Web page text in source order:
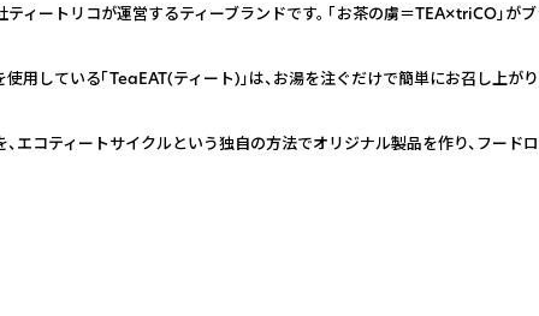
ィートリコが運営するティーブランドです。 「お茶の虜＝TEA×triCO」が
用している「TeaEAT(ティート)」は、お湯を注ぐだけで簡単にお召し上が
エコティートサイクルという独自の方法でオリジナル製品を作り、フード